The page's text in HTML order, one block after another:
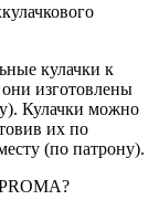
кулачки к
изготовлены
Кулачки можно
их по
(по патрону).